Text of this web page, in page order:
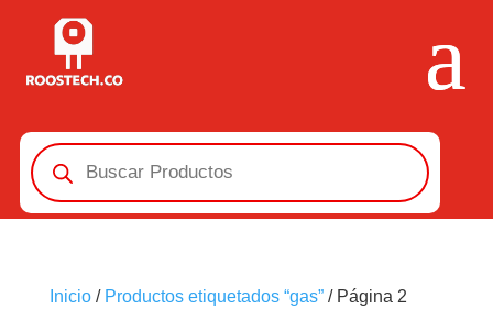
Búsqueda
de
productos
Inicio/ Productos etiquetados “gas”/ Página 2